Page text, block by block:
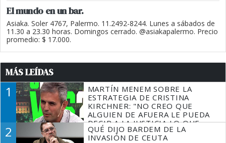
El mundo en un bar.
Asiaka. Soler 4767, Palermo. 11.2492-8244. Lunes a sábados de
11.30 a 23.30 horas. Domingos cerrado. @asiakapalermo. Precio
promedio: $ 17.000.
MÁS LEÍDAS
1
MARTÍN MENEM SOBRE LA
ESTRATEGIA DE CRISTINA
KIRCHNER: "NO CREO QUE
ALGUIEN DE AFUERA LE PUEDA
DECIR A LA JUSTICIA LO QUE
TIENE QUE HACER"
2
QUÉ DIJO BARDEM DE LA
INVASIÓN DE CEUTA